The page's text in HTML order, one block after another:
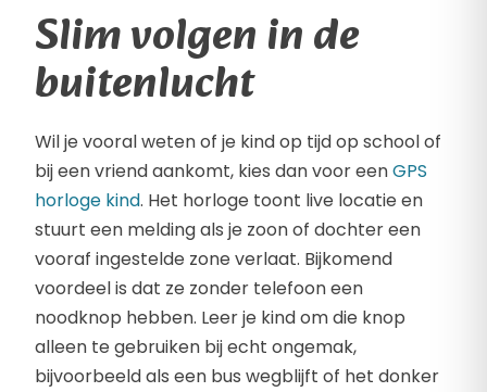
Slim volgen in de
buitenlucht
Wil je vooral weten of je kind op tijd op school of
bij een vriend aankomt, kies dan voor eenGPS
horloge kind. Het horloge toont live locatie en
stuurt een melding als je zoon of dochter een
vooraf ingestelde zone verlaat. Bijkomend
voordeel is dat ze zonder telefoon een
noodknop hebben. Leer je kind om die knop
alleen te gebruiken bij echt ongemak,
bijvoorbeeld als een bus wegblijft of het donker